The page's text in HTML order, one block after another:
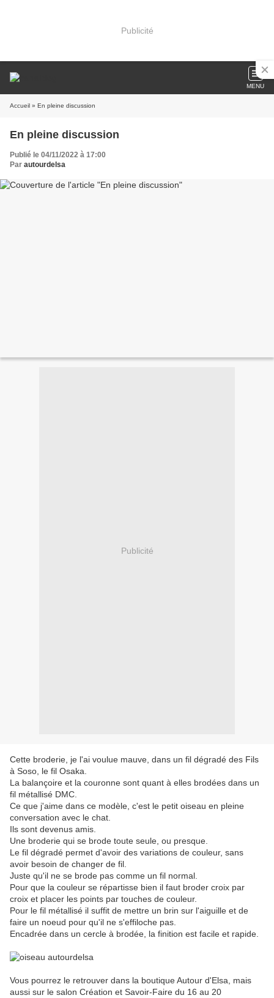
Publicité
MENU
Accueil » En pleine discussion
En pleine discussion
Publié le 04/11/2022 à 17:00
Par autourdelsa
Publicité
Cette broderie, je l'ai voulue mauve, dans un fil dégradé des Fils
à Soso, le fil Osaka.
La balançoire et la couronne sont quant à elles brodées dans un
fil métallisé DMC.
Ce que j'aime dans ce modèle, c'est le petit oiseau en pleine
conversation avec le chat.
Ils sont devenus amis.
Une broderie qui se brode toute seule, ou presque.
Le fil dégradé permet d'avoir des variations de couleur, sans
avoir besoin de changer de fil.
Juste qu'il ne se brode pas comme un fil normal.
Pour que la couleur se répartisse bien il faut broder croix par
croix et placer les points par touches de couleur.
Pour le fil métallisé il suffit de mettre un brin sur l'aiguille et de
faire un noeud pour qu'il ne s'effiloche pas.
Encadrée dans un cercle à brodée, la finition est facile et rapide.
Vous pourrez le retrouver dans la boutique Autour d'Elsa, mais
aussi sur le salon Création et Savoir-Faire du 16 au 20